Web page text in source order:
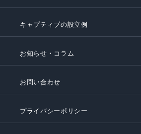
キャプティブの設立例
お知らせ・コラム
お問い合わせ
プライバシーポリシー